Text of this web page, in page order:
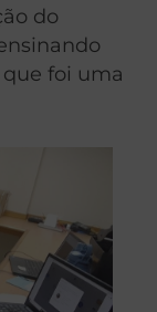
do
foi uma